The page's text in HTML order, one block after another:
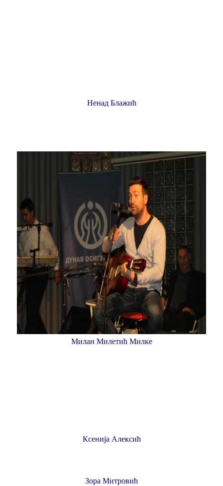
Ненад Блажић
Милан Милетић Милке
Ксенија Алексић
Зора Митровић